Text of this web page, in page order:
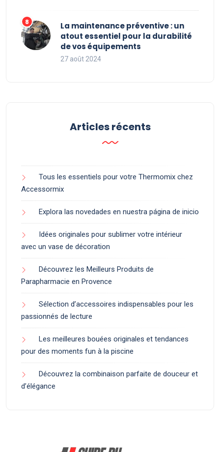
La maintenance préventive : un
atout essentiel pour la durabilité
de vos équipements
27 août 2024
Articles récents
Tous les essentiels pour votre Thermomix chez
Accessormix
Explora las novedades en nuestra página de inicio
Idées originales pour sublimer votre intérieur
avec un vase de décoration
Découvrez les Meilleurs Produits de
Parapharmacie en Provence
Sélection d’accessoires indispensables pour les
passionnés de lecture
Les meilleures bouées originales et tendances
pour des moments fun à la piscine
Découvrez la combinaison parfaite de douceur et
d’élégance